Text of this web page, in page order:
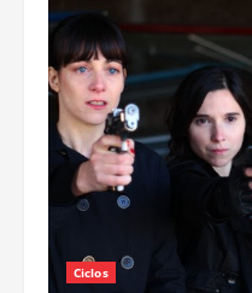
Lugones
anuncia
ciclo
Alrededor
La
flor
Ciclos